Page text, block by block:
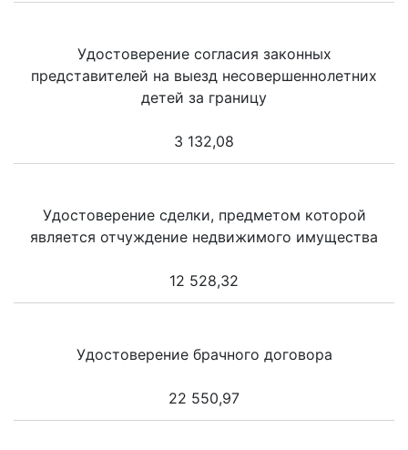
Удостоверение согласия законных
представителей на выезд несовершеннолетних
детей за границу
3 132,08
Удостоверение сделки, предметом которой
является отчуждение недвижимого имущества
12 528,32
Удостоверение брачного договора
22 550,97